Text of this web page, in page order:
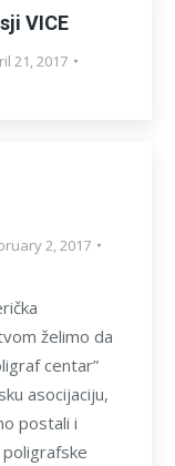
VICE
21, 2017
2, 2017
želimo da
centar”
asocijaciju,
postali i